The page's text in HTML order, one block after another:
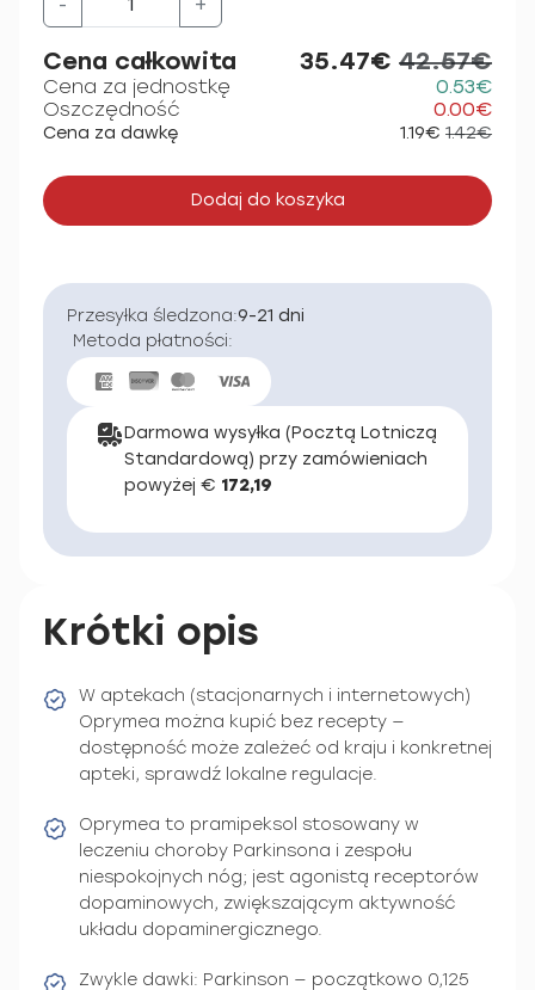
Cena całkowita 35.47€ 42.57€
Cena za jednostkę
0.53€
Oszczędność
0.00€
Cena za dawkę 1.19€ 1.42€
Dodaj do koszyka
Przesyłka śledzona:9-21 dni
Metoda płatności:
Darmowa wysyłka (Pocztą Lotniczą
Standardową) przy zamówieniach
powyżej € 172,19
Krótki opis
W aptekach (stacjonarnych i internetowych)
Oprymea można kupić bez recepty —
dostępność może zależeć od kraju i konkretnej
apteki, sprawdź lokalne regulacje.
Oprymea to pramipeksol stosowany w
leczeniu choroby Parkinsona i zespołu
niespokojnych nóg; jest agonistą receptorów
dopaminowych, zwiększającym aktywność
układu dopaminergicznego.
Zwykle dawki: Parkinson — początkowo 0,125